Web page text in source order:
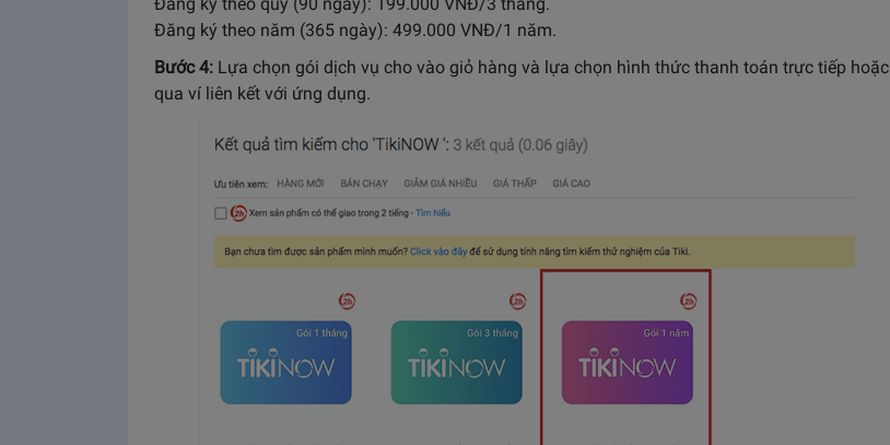
Đăng ký theo năm (365 ngày): 499.000 VNĐ/1 năm.
Bước 4: Lựa chọn gói dịch vụ cho vào giỏ hàng và lựa chọn hình thức thanh toán trực tiếp hoặc
qua ví liên kết với ứng dụng.